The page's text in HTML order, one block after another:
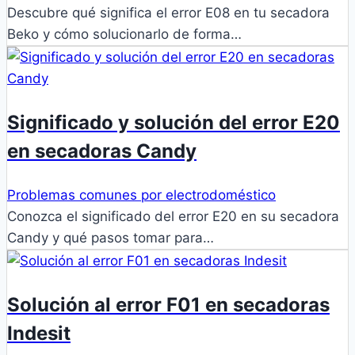
Descubre qué significa el error E08 en tu secadora
Beko y cómo solucionarlo de forma…
Significado y solución del error E20
en secadoras Candy
Problemas comunes por electrodoméstico
Conozca el significado del error E20 en su secadora
Candy y qué pasos tomar para…
Solución al error F01 en secadoras
Indesit